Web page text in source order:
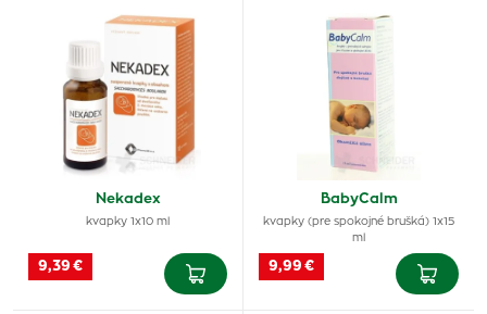
Nekadex
kvapky 1x10 ml
9,39 €
BabyCalm
kvapky (pre spokojné brušká) 1x15
ml
9,99 €